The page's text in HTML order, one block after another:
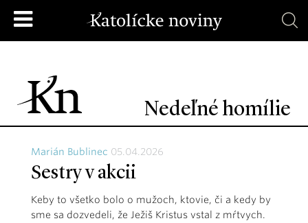
Nedeľné homílie
Marián Bublinec 05.04.2026
Sestry v akcii
Keby to všetko bolo o mužoch, ktovie, či a kedy by
sme sa dozvedeli, že Ježiš Kristus vstal z mŕtvych.